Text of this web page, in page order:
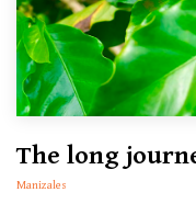
The long
Manizales